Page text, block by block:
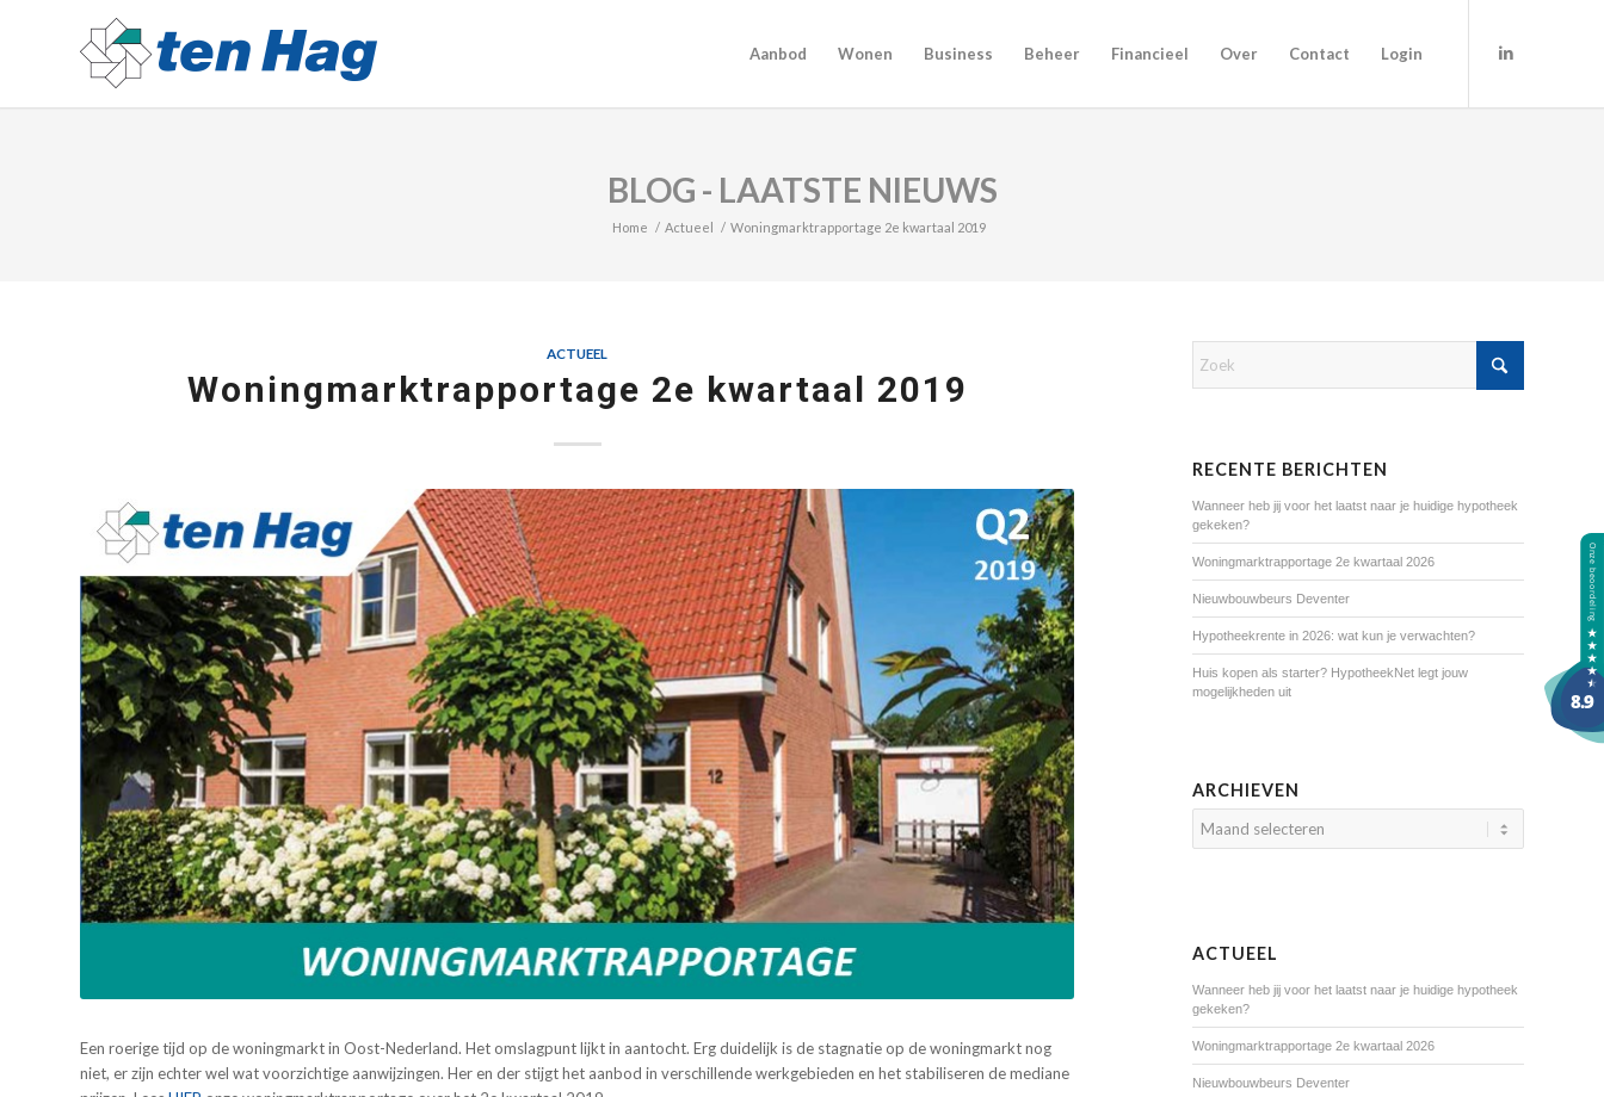
Aanbod Wonen Business Beheer Financieel Over Contact Login
BLOG - LAATSTE NIEUWS
Home / Actueel / Woningmarktrapportage 2e kwartaal 2019
ACTUEEL
Woningmarktrapportage 2e kwartaal 2019
Een roerige tijd op de woningmarkt in Oost-Nederland. Het omslagpunt lijkt in aantocht. Erg duidelijk is de stagnatie op de woningmarkt nog
niet, er zijn echter wel wat voorzichtige aanwijzingen. Her en der stijgt het aanbod in verschillende werkgebieden en het stabiliseren de mediane
RECENTE BERICHTEN
Wanneer heb jij voor het laatst naar je huidige hypotheek
gekeken?
Woningmarktrapportage 2e kwartaal 2026
Nieuwbouwbeurs Deventer
Hypotheekrente in 2026: wat kun je verwachten?
Huis kopen als starter? HypotheekNet legt jouw
mogelijkheden uit
ARCHIEVEN
ACTUEEL
Wanneer heb jij voor het laatst naar je huidige hypotheek
gekeken?
Woningmarktrapportage 2e kwartaal 2026
Nieuwbouwbeurs Deventer